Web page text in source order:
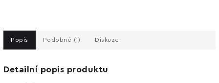
Popis Podobné (1) Diskuze
Detailní popis produktu